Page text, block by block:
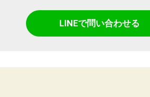
LINEで問い合わせる